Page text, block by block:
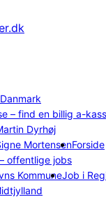
– find en billig a-
Dyrhøj
MortensenForside
offentlige jobs
KommuneJob i